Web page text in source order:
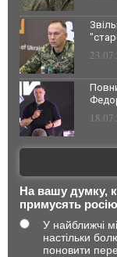
На вашу думку,
примусять росію
У найближчі
настільки
поновити